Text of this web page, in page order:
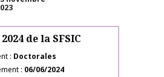
de la SFSIC
Doctorales
06/06/2024